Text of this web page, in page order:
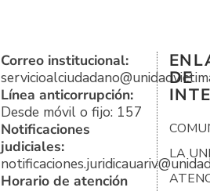
Correo institucional:
Línea anticorrupción:
Desde móvil o fijo: 157
Notificaciones
judiciales:
Horario de atención
DE
LA